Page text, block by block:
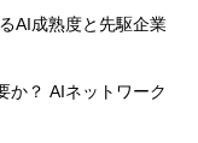
AI成熟度と先駆企業
か？ AIネットワーク